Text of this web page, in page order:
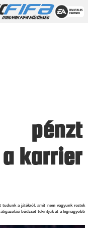
karrier
tudunk a játékról, amit nem vagyunk restek
büdzsét tekintjük át a legnagyobb